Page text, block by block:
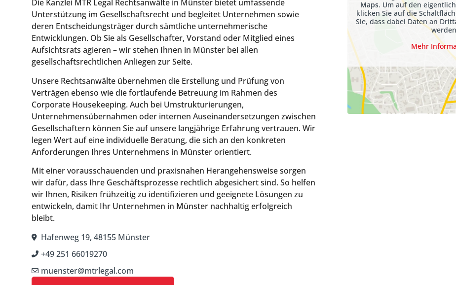
Die Kanzlei MTR Legal Rechtsanwälte in Münster bietet umfassende
Unterstützung im Gesellschaftsrecht und begleitet Unternehmen sowie
deren Entscheidungsträger durch sämtliche unternehmerische
Entwicklungen. Ob Sie als Gesellschafter, Vorstand oder Mitglied eines
Aufsichtsrats agieren – wir stehen Ihnen in Münster bei allen
gesellschaftsrechtlichen Anliegen zur Seite.
Unsere Rechtsanwälte übernehmen die Erstellung und Prüfung von
Verträgen ebenso wie die fortlaufende Betreuung im Rahmen des
Corporate Housekeeping. Auch bei Umstrukturierungen,
Unternehmensübernahmen oder internen Auseinandersetzungen zwischen
Gesellschaftern können Sie auf unsere langjährige Erfahrung vertrauen. Wir
legen Wert auf eine individuelle Beratung, die sich an den konkreten
Anforderungen Ihres Unternehmens in Münster orientiert.
Mit einer vorausschauenden und praxisnahen Herangehensweise sorgen
wir dafür, dass Ihre Geschäftsprozesse rechtlich abgesichert sind. So helfen
wir Ihnen, Risiken frühzeitig zu identifizieren und geeignete Lösungen zu
entwickeln, damit Ihr Unternehmen in Münster nachhaltig erfolgreich
bleibt.
Hafenweg 19, 48155 Münster
+49 251 66019270
muenster@mtrlegal.com
Maps. Um auf den
klicken Sie auf die
Sie, dass dabei Daten an
Mehr